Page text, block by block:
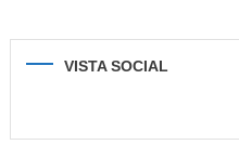
VISTA SOCIAL